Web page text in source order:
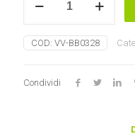
rossa
COD: VV-BB0328
Condividi